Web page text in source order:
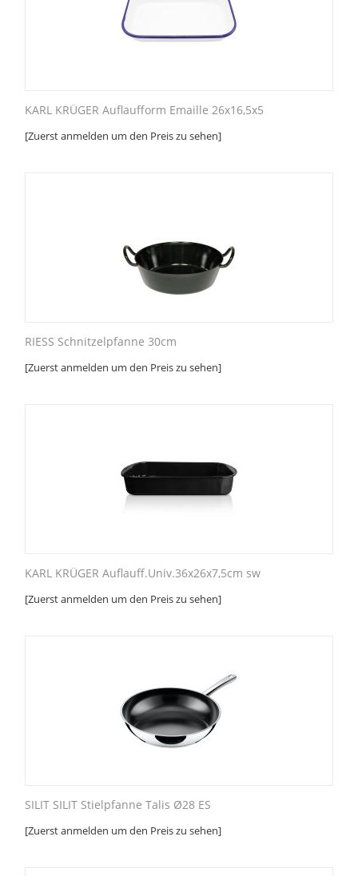
KARL KRÜGER Auflaufform Emaille 26x16,5x5
[Zuerst anmelden um den Preis zu sehen]
RIESS Schnitzelpfanne 30cm
[Zuerst anmelden um den Preis zu sehen]
KARL KRÜGER Auflauff.Univ.36x26x7,5cm sw
[Zuerst anmelden um den Preis zu sehen]
SILIT SILIT Stielpfanne Talis Ø28 ES
[Zuerst anmelden um den Preis zu sehen]